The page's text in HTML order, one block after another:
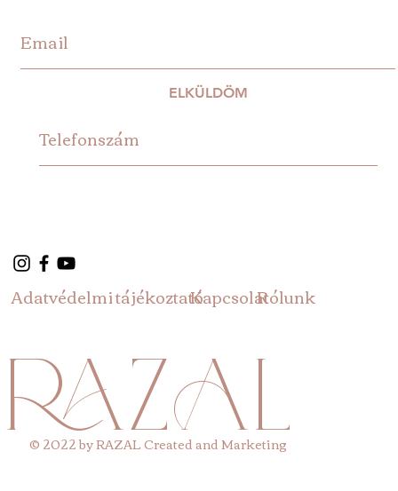
ELKÜLDÖM
RAZAL
© 2022 by RAZAL Created and Marketing
Adatvédelmi tájékoztató Rólunk
Kapcsolat